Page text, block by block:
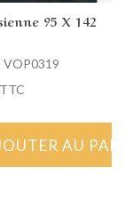
95 X 142
VOP0319
TTC
AU